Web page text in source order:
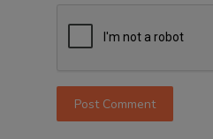
Post Comment